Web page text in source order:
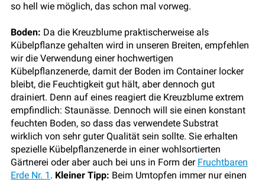
so hell wie möglich, das schon mal vorweg.
Boden: Da die Kreuzblume praktischerweise als
Kübelpflanze gehalten wird in unseren Breiten, empfehlen
wir die Verwendung einer hochwertigen
Kübelpflanzenerde, damit der Boden im Container locker
bleibt, die Feuchtigkeit gut hält, aber dennoch gut
drainiert. Denn auf eines reagiert die Kreuzblume extrem
empfindlich: Staunässe. Dennoch will sie einen konstant
feuchten Boden, so dass das verwendete Substrat
wirklich von sehr guter Qualität sein sollte. Sie erhalten
spezielle Kübelpflanzenerde in einer wohlsortierten
Gärtnerei oder aber auch bei uns in Form der Fruchtbaren
Erde Nr. 1 . Kleiner Tipp: Beim Umtopfen immer nur einen